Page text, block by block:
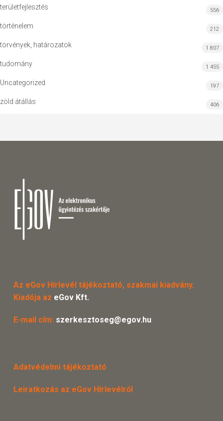
területfejlesztés 556
történelem 212
törvények, határozatok 1 807
tudomány 1 455
Uncategorized 197
zöld átállás 406
Az eGov Hírlevél tájékoztató, szakmai kiadvány.
Kiadója az eGov Kft.
E-mail cím: szerkesztoseg@egov.hu
Adatvédelmi tájékoztató
Leiratkozás az eGov Hírlevélről